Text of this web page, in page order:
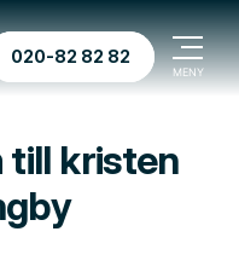
020-82 82 82
till kristen